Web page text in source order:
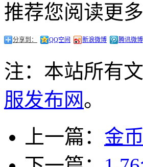
推荐您阅读更
分享到： QQ空间 新浪微博 腾讯微博
注：本站所有
服发布网。
上一篇： 金